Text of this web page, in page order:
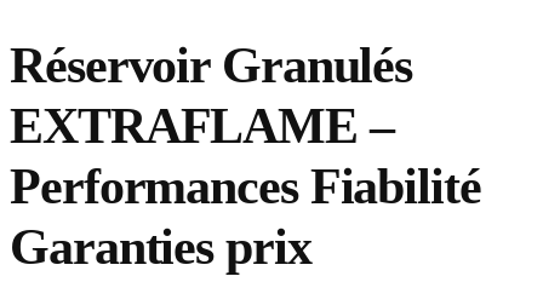
Réservoir Granulés
EXTRAFLAME –
Performances Fiabilité
Garanties prix